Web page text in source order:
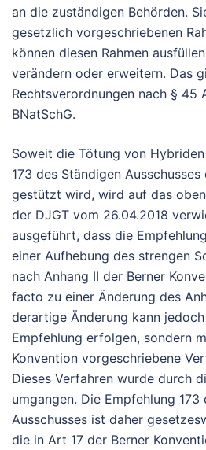
an die zuständigen Behörden.
gesetzlich vorgeschriebenen
können diesen Rahmen
verändern oder erweitern. Das
Rechtsverordnungen nach § 45
BNatSchG.
Soweit die Tötung von
173 des Ständigen
gestützt wird, wird auf das
der DJGT vom 26.04.2018
ausgeführt, dass die
einer Aufhebung des strengen
nach Anhang II der Berner
facto zu einer Änderung des
derartige Änderung kann
Empfehlung erfolgen, sondern
Konvention vorgeschriebene
Dieses Verfahren wurde durch
umgangen. Die Empfehlung 173
Ausschusses ist daher
die in Art 17 der Berner